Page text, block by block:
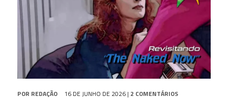
POR REDAÇÃO 16 DE JUNHO DE 2026| 2 COMENTÁRIOS